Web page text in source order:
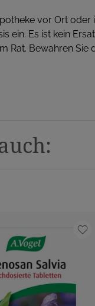
vor Ort oder
ein. Es ist kein
Rat. Bewahren